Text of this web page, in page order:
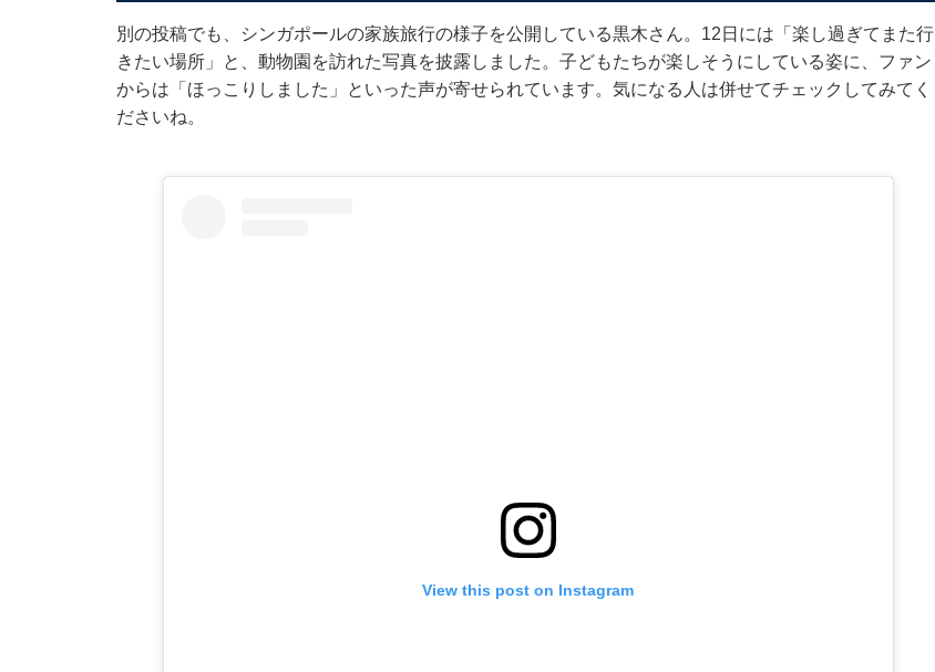
別の投稿でも、シンガポールの家族旅行の様子を公開している黒木さん。12日には「楽し過ぎてまた行
きたい場所」と、動物園を訪れた写真を披露しました。子どもたちが楽しそうにしている姿に、ファン
からは「ほっこりしました」といった声が寄せられています。気になる人は併せてチェックしてみてく
ださいね。
View this post on Instagram